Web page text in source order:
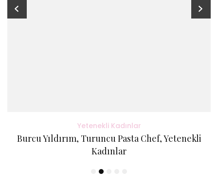
Yetenekli Kadınlar
Burcu Yıldırım, Turuncu Pasta Chef, Yetenekli
Kadınlar